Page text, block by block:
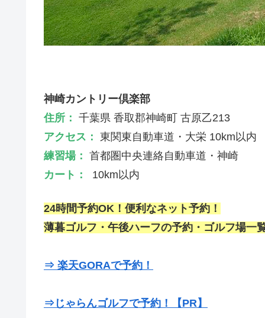
神崎カントリー倶楽部
住所： 千葉県 香取郡神崎町 古原乙213
アクセス： 東関東自動車道・大栄 10km以内
練習場： 首都圏中央連絡自動車道・神崎
カート：
10km以内
24時間予約OK！便利なネット予約！
薄暮ゴルフ・午後ハーフの予約・ゴルフ場一
⇒ 楽天GORAで予約！
⇒じゃらんゴルフで予約！【PR】